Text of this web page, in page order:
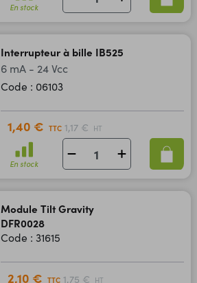
En stock
Interrupteur à bille IB525
6 mA - 24 Vcc
Code : 06103
1,40 € TTC 1,17 € HT
En stock
Module Tilt Gravity
DFR0028
Code : 31615
2,10 € TTC 1,75 € HT